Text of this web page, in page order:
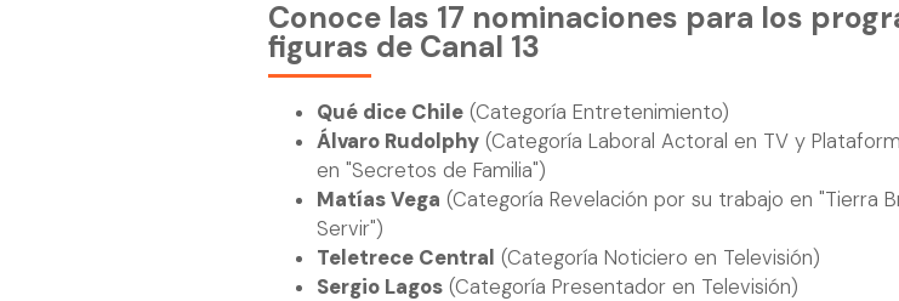
Conoce las 17 nominaciones para los
figuras de Canal 13
Qué dice Chile (Categoría Entretenimiento)
Álvaro Rudolphy (Categoría Laboral Actoral en TV y
en "Secretos de Familia")
Matías Vega (Categoría Revelación por su trabajo en "Tierra
Servir")
Teletrece Central (Categoría Noticiero en Televisión)
Sergio Lagos (Categoría Presentador en Televisión)